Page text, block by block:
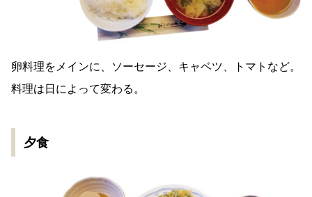
卵料理をメインに、ソーセージ、キャベツ、トマトなど。
料理は日によって変わる。
夕食